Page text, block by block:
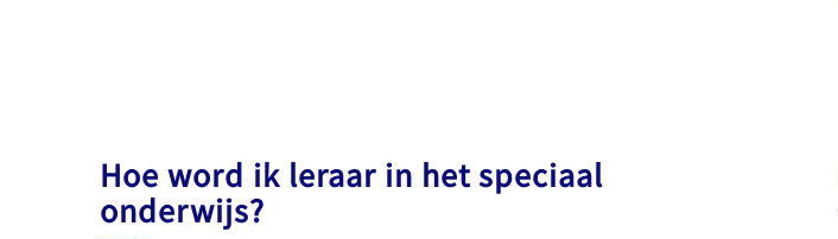
Hoe word ik leraar in het speciaal
onderwijs?